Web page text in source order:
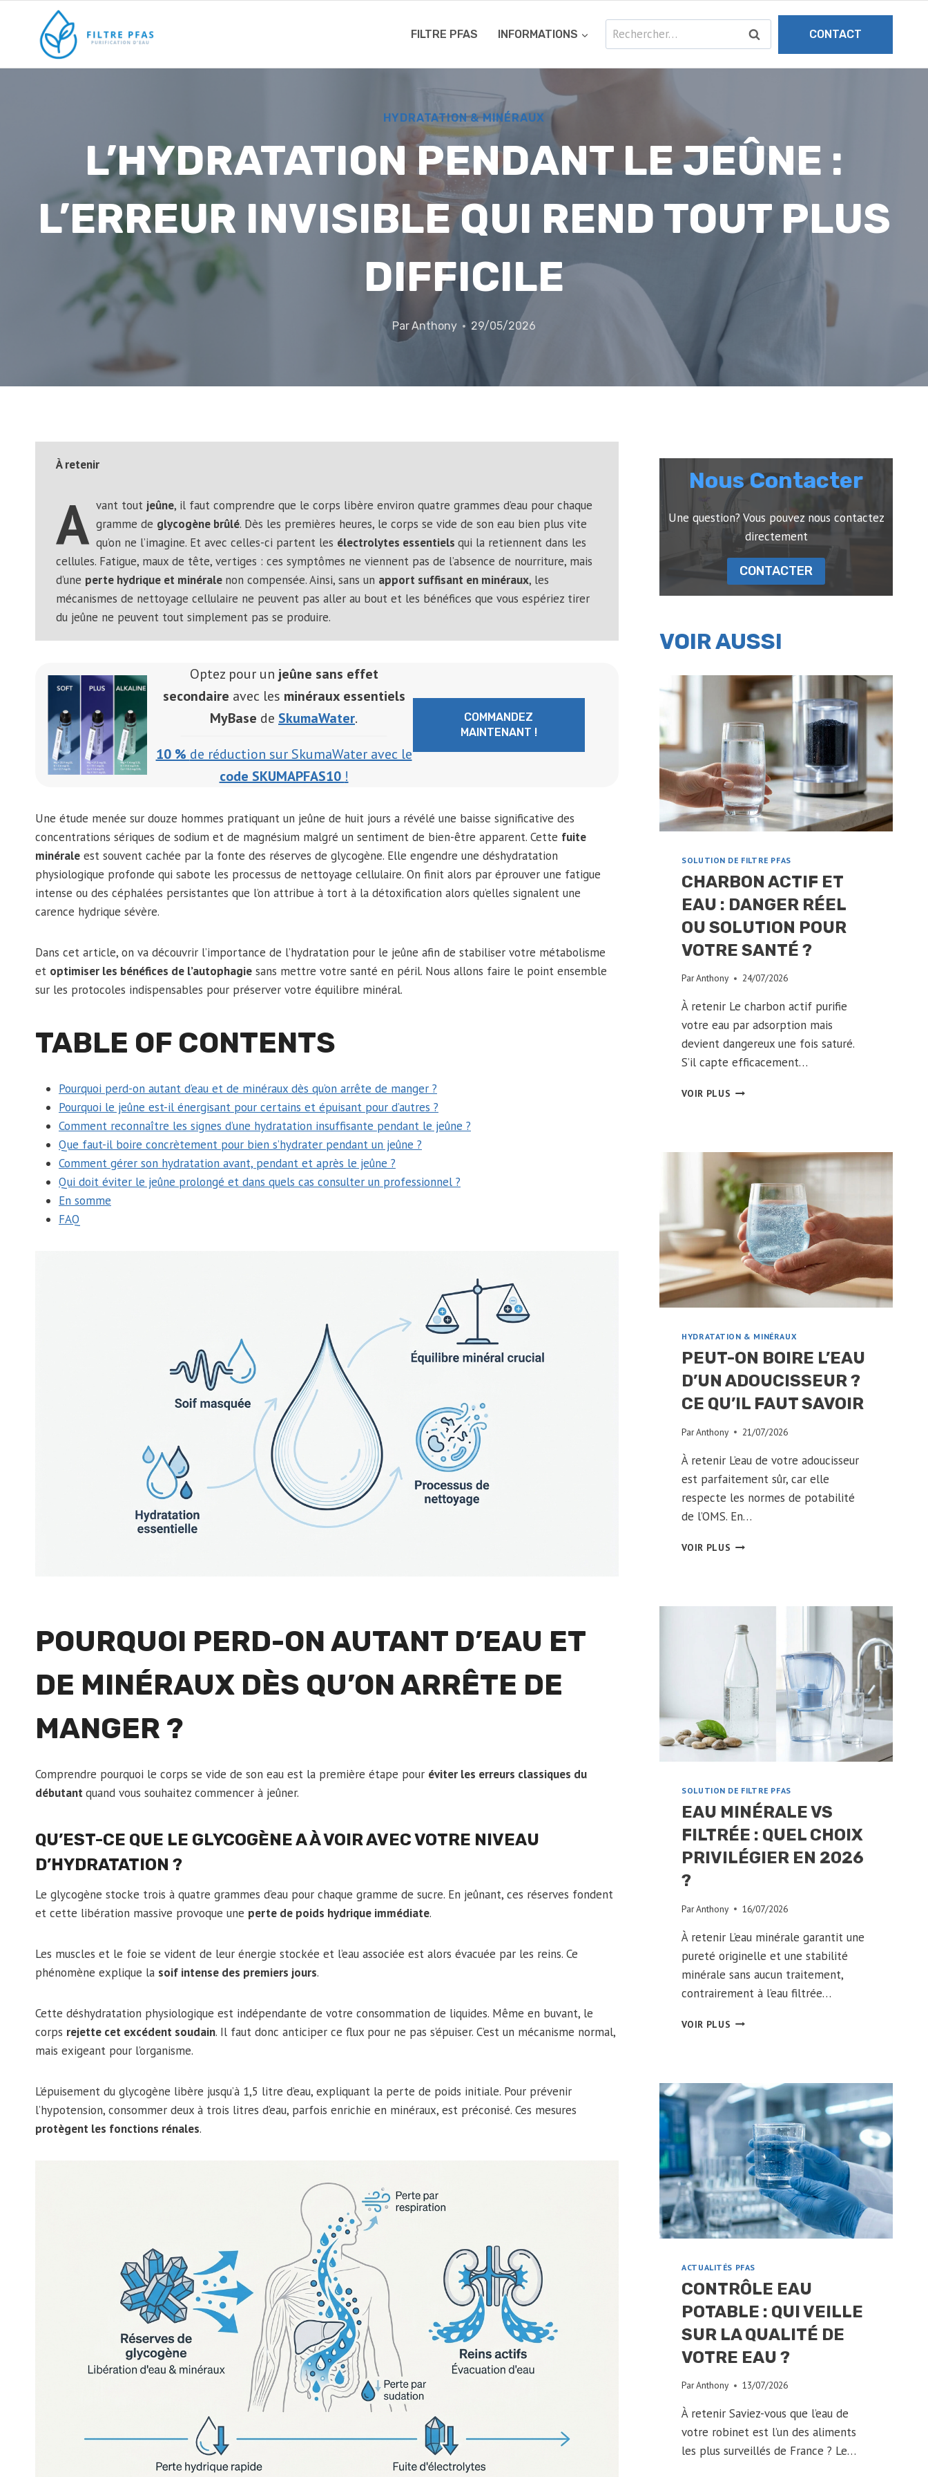
contenu
FILTRE PFAS INFORMATIONS Rechercher : CONTACT
HYDRATATION & MINÉRAUX
L’HYDRATATION PENDANT LE JEÛNE :
L’ERREUR INVISIBLE QUI REND TOUT PLUS
DIFFICILE
ParAnthony 29/05/2026
À retenir
A vant tout jeûne, il faut comprendre que le corps libère environ quatre grammes d’eau pour chaque
gramme de glycogène brûlé. Dès les premières heures, le corps se vide de son eau bien plus vite
qu’on ne l’imagine. Et avec celles-ci partent les électrolytes essentiels qui la retiennent dans les
cellules. Fatigue, maux de tête, vertiges : ces symptômes ne viennent pas de l’absence de nourriture, mais
d’une perte hydrique et minérale non compensée. Ainsi, sans un apport suffisant en minéraux, les
mécanismes de nettoyage cellulaire ne peuvent pas aller au bout et les bénéfices que vous espériez tirer
du jeûne ne peuvent tout simplement pas se produire.
Optez pour un jeûne sans effet
secondaire avec les minéraux essentiels
MyBase de SkumaWater.
10 % de réduction sur SkumaWater avec le
code SKUMAPFAS10 !
COMMANDEZ
MAINTENANT !
Une étude menée sur douze hommes pratiquant un jeûne de huit jours a révélé une baisse significative des
concentrations sériques de sodium et de magnésium malgré un sentiment de bien-être apparent. Cette fuite
minérale est souvent cachée par la fonte des réserves de glycogène. Elle engendre une déshydratation
physiologique profonde qui sabote les processus de nettoyage cellulaire. On finit alors par éprouver une fatigue
intense ou des céphalées persistantes que l’on attribue à tort à la détoxification alors qu’elles signalent une
carence hydrique sévère.
Dans cet article, on va découvrir l’importance de l’hydratation pour le jeûne afin de stabiliser votre métabolisme
et optimiser les bénéfices de l’autophagie sans mettre votre santé en péril. Nous allons faire le point ensemble
sur les protocoles indispensables pour préserver votre équilibre minéral.
TABLE OF CONTENTS
Pourquoi perd-on autant d’eau et de minéraux dès qu’on arrête de manger ?
Pourquoi le jeûne est-il énergisant pour certains et épuisant pour d’autres ?
Comment reconnaître les signes d’une hydratation insuffisante pendant le jeûne ?
Que faut-il boire concrètement pour bien s’hydrater pendant un jeûne ?
Comment gérer son hydratation avant, pendant et après le jeûne ?
Qui doit éviter le jeûne prolongé et dans quels cas consulter un professionnel ?
En somme
FAQ
POURQUOI PERD-ON AUTANT D’EAU ET
DE MINÉRAUX DÈS QU’ON ARRÊTE DE
MANGER ?
Comprendre pourquoi le corps se vide de son eau est la première étape pour éviter les erreurs classiques du
débutantquand vous souhaitez commencer à jeûner.
QU’EST-CE QUE LE GLYCOGÈNE A À VOIR AVEC VOTRE NIVEAU
D’HYDRATATION ?
Le glycogène stocke trois à quatre grammes d’eau pour chaque gramme de sucre. En jeûnant, ces réserves fondent
et cette libération massive provoque une perte de poids hydrique immédiate.
Les muscles et le foie se vident de leur énergie stockée et l’eau associée est alors évacuée par les reins. Ce
phénomène explique la soif intense des premiers jours.
Cette déshydratation physiologique est indépendante de votre consommation de liquides. Même en buvant, le
corps rejette cet excédent soudain. Il faut donc anticiper ce flux pour ne pas s’épuiser. C’est un mécanisme normal,
mais exigeant pour l’organisme.
L’épuisement du glycogène libère jusqu’à 1,5 litre d’eau, expliquant la perte de poids initiale. Pour prévenir
l’hypotension, consommer deux à trois litres d’eau, parfois enrichie en minéraux, est préconisé. Ces mesures
protègent les fonctions rénales.
Nous Contacter
Une question? Vous pouvez nous contactez
directement
CONTACTER
VOIR AUSSI
SOLUTION DE FILTRE PFAS
CHARBON ACTIF ET
EAU : DANGER RÉEL
OU SOLUTION POUR
VOTRE SANTÉ ?
ParAnthony 24/07/2026
À retenir Le charbon actif purifie
votre eau par adsorption mais
devient dangereux une fois saturé.
S’il capte efficacement…
VOIR PLUS CHARBON
DANGER
RÉEL
OU
SOLUTION
POUR
VOTRE
SANTÉ
?
HYDRATATION & MINÉRAUX
PEUT-ON BOIRE L’EAU
D’UN ADOUCISSEUR ?
CE QU’IL FAUT SAVOIR
ParAnthony 21/07/2026
À retenir L’eau de votre adoucisseur
est parfaitement sûr, car elle
respecte les normes de potabilité
de l’OMS. En…
VOIR PLUS PEUT-
?
CE
QU’IL
SAVOIR
SOLUTION DE FILTRE PFAS
EAU MINÉRALE VS
FILTRÉE : QUEL CHOIX
PRIVILÉGIER EN 2026
?
ParAnthony 16/07/2026
À retenir L’eau minérale garantit une
pureté originelle et une stabilité
minérale sans aucun traitement,
contrairement à l’eau filtrée…
VOIR PLUS EAU
QUEL
CHOIX
PRIVILÉGIER
2026
?
ACTUALITÉS PFAS
CONTRÔLE EAU
POTABLE : QUI VEILLE
SUR LA QUALITÉ DE
VOTRE EAU ?
ParAnthony 13/07/2026
À retenir Saviez-vous que l’eau de
votre robinet est l’un des aliments
les plus surveillés de France ? Le…